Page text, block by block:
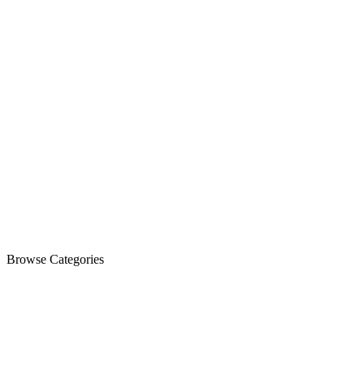
Browse Categories